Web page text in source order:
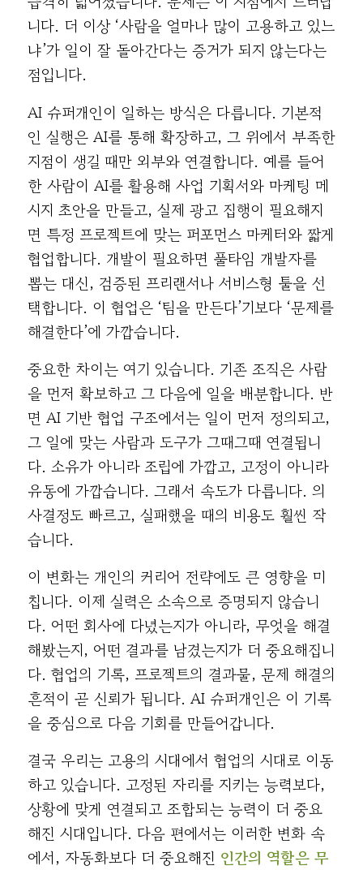
니다. 더 이상 ‘사람을 얼마나 많이 고용하고 있느
냐’가 일이 잘 돌아간다는 증거가 되지 않는다는
점입니다.
AI 슈퍼개인이 일하는 방식은 다릅니다. 기본적
인 실행은 AI를 통해 확장하고, 그 위에서 부족한
지점이 생길 때만 외부와 연결합니다. 예를 들어
한 사람이 AI를 활용해 사업 기획서와 마케팅 메
시지 초안을 만들고, 실제 광고 집행이 필요해지
면 특정 프로젝트에 맞는 퍼포먼스 마케터와 짧게
협업합니다. 개발이 필요하면 풀타임 개발자를
뽑는 대신, 검증된 프리랜서나 서비스형 툴을 선
택합니다. 이 협업은 ‘팀을 만든다’기보다 ‘문제를
해결한다’에 가깝습니다.
중요한 차이는 여기 있습니다. 기존 조직은 사람
을 먼저 확보하고 그 다음에 일을 배분합니다. 반
면 AI 기반 협업 구조에서는 일이 먼저 정의되고,
그 일에 맞는 사람과 도구가 그때그때 연결됩니
다. 소유가 아니라 조립에 가깝고, 고정이 아니라
유동에 가깝습니다. 그래서 속도가 다릅니다. 의
사결정도 빠르고, 실패했을 때의 비용도 훨씬 작
습니다.
이 변화는 개인의 커리어 전략에도 큰 영향을 미
칩니다. 이제 실력은 소속으로 증명되지 않습니
다. 어떤 회사에 다녔는지가 아니라, 무엇을 해결
해봤는지, 어떤 결과를 남겼는지가 더 중요해집니
다. 협업의 기록, 프로젝트의 결과물, 문제 해결의
흔적이 곧 신뢰가 됩니다. AI 슈퍼개인은 이 기록
을 중심으로 다음 기회를 만들어갑니다.
결국 우리는 고용의 시대에서 협업의 시대로 이동
하고 있습니다. 고정된 자리를 지키는 능력보다,
상황에 맞게 연결되고 조합되는 능력이 더 중요
해진 시대입니다. 다음 편에서는 이러한 변화 속
에서, 자동화보다 더 중요해진 인간의 역할은 무